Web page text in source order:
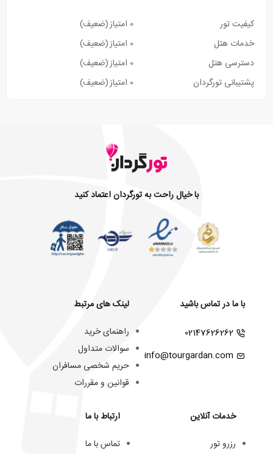
کیفیت تور 0 امتیاز
(ضعیف)
خدمات هتل
0 امتیاز
(ضعیف)
دسترسی هتل
0 امتیاز
(ضعیف)
پشتیبانی تورگردان
0 امتیاز (ضعیف)
با خیال راحت به تورگردان اعتماد کنید
با ما در تماس باشید
02147626262
info@tourgardan.com
خدمات آنلاین
رزرو تور
لینک های مرتبط
راهنمای خرید
سوالات متداول
حریم شخصی مسافران
قوانین و مقررات
ارتباط با ما
تماس با ما